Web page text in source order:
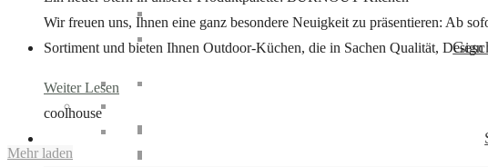
Wir freuen uns, Ihnen eine ganz besondere Neuigkeit zu präsentieren: Ab
Sortiment und bieten Ihnen Outdoor-Küchen, die in Sachen Qualität,
Weiter Lesen
coolhouse
Mehr laden